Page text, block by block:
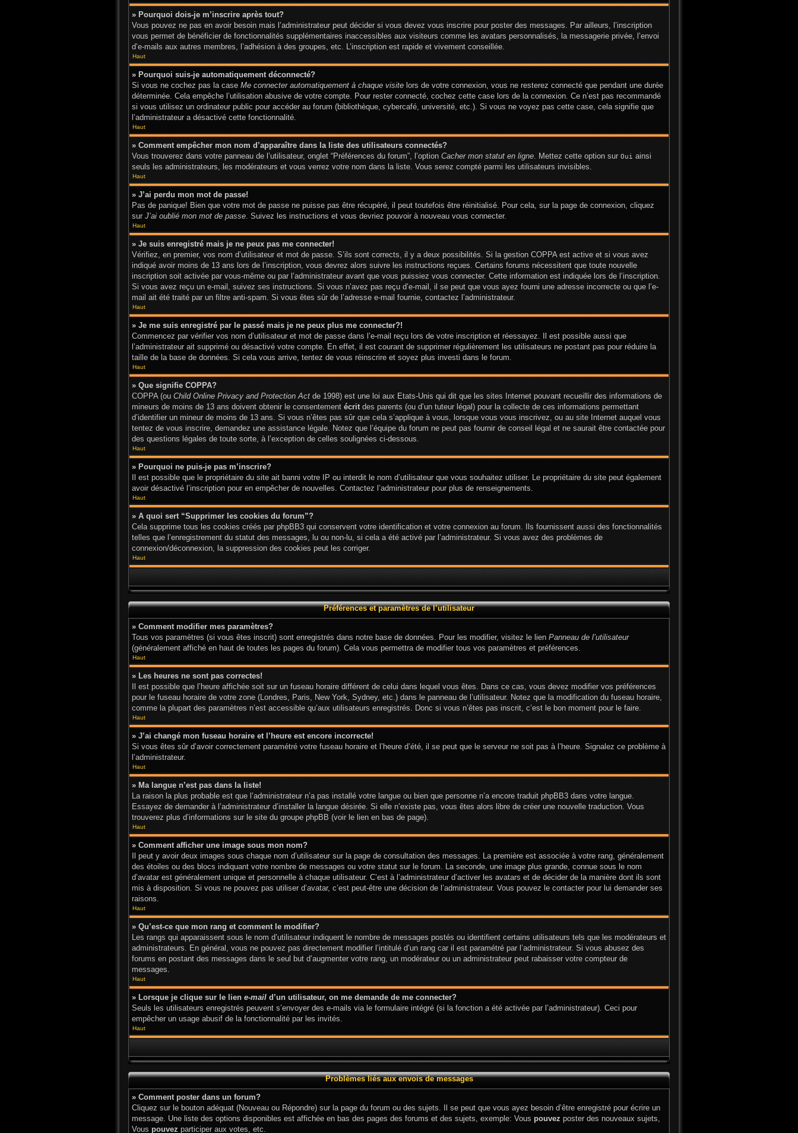
» Pourquoi dois-je m’inscrire après tout?
Vous pouvez ne pas en avoir besoin mais l’administrateur peut décider si vous devez vous inscrire pour poster des messages. Par ailleurs, l’inscription
vous permet de bénéficier de fonctionnalités supplémentaires inaccessibles aux visiteurs comme les avatars personnalisés, la messagerie privée, l’envoi
d’e-mails aux autres membres, l’adhésion à des groupes, etc. L’inscription est rapide et vivement conseillée.
Haut
» Pourquoi suis-je automatiquement déconnecté?
Si vous ne cochez pas la case Me connecter automatiquement à chaque visite lors de votre connexion, vous ne resterez connecté que pendant une durée
déterminée. Cela empêche l’utilisation abusive de votre compte. Pour rester connecté, cochez cette case lors de la connexion. Ce n’est pas recommandé
si vous utilisez un ordinateur public pour accéder au forum (bibliothèque, cybercafé, université, etc.). Si vous ne voyez pas cette case, cela signifie que
l’administrateur a désactivé cette fonctionnalité.
Haut
» Comment empêcher mon nom d’apparaître dans la liste des utilisateurs connectés?
Vous trouverez dans votre panneau de l’utilisateur, onglet “Préférences du forum”, l’option Cacher mon statut en ligne. Mettez cette option sur Oui ainsi
seuls les administrateurs, les modérateurs et vous verrez votre nom dans la liste. Vous serez compté parmi les utilisateurs invisibles.
Haut
» J’ai perdu mon mot de passe!
Pas de panique! Bien que votre mot de passe ne puisse pas être récupéré, il peut toutefois être réinitialisé. Pour cela, sur la page de connexion, cliquez
sur J’ai oublié mon mot de passe. Suivez les instructions et vous devriez pouvoir à nouveau vous connecter.
Haut
» Je suis enregistré mais je ne peux pas me connecter!
Vérifiez, en premier, vos nom d’utilisateur et mot de passe. S’ils sont corrects, il y a deux possibilités. Si la gestion COPPA est active et si vous avez
indiqué avoir moins de 13 ans lors de l’inscription, vous devrez alors suivre les instructions reçues. Certains forums nécessitent que toute nouvelle
inscription soit activée par vous-même ou par l’administrateur avant que vous puissiez vous connecter. Cette information est indiquée lors de l’inscription.
Si vous avez reçu un e-mail, suivez ses instructions. Si vous n’avez pas reçu d’e-mail, il se peut que vous ayez fourni une adresse incorrecte ou que l’e-
mail ait été traité par un filtre anti-spam. Si vous êtes sûr de l’adresse e-mail fournie, contactez l’administrateur.
Haut
» Je me suis enregistré par le passé mais je ne peux plus me connecter?!
Commencez par vérifier vos nom d’utilisateur et mot de passe dans l’e-mail reçu lors de votre inscription et réessayez. Il est possible aussi que
l’administrateur ait supprimé ou désactivé votre compte. En effet, il est courant de supprimer régulièrement les utilisateurs ne postant pas pour réduire la
taille de la base de données. Si cela vous arrive, tentez de vous réinscrire et soyez plus investi dans le forum.
Haut
» Que signifie COPPA?
COPPA (ou Child Online Privacy and Protection Act de 1998) est une loi aux Etats-Unis qui dit que les sites Internet pouvant recueillir des informations de
mineurs de moins de 13 ans doivent obtenir le consentement écritdes parents (ou d’un tuteur légal) pour la collecte de ces informations permettant
d’identifier un mineur de moins de 13 ans. Si vous n’êtes pas sûr que cela s’applique à vous, lorsque vous vous inscrivez, ou au site Internet auquel vous
tentez de vous inscrire, demandez une assistance légale. Notez que l’équipe du forum ne peut pas fournir de conseil légal et ne saurait être contactée pour
des questions légales de toute sorte, à l’exception de celles soulignées ci-dessous.
Haut
» Pourquoi ne puis-je pas m’inscrire?
Il est possible que le propriétaire du site ait banni votre IP ou interdit le nom d’utilisateur que vous souhaitez utiliser. Le propriétaire du site peut également
avoir désactivé l’inscription pour en empêcher de nouvelles. Contactez l’administrateur pour plus de renseignements.
Haut
» A quoi sert “Supprimer les cookies du forum”?
Cela supprime tous les cookies créés par phpBB3 qui conservent votre identification et votre connexion au forum. Ils fournissent aussi des fonctionnalités
telles que l’enregistrement du statut des messages, lu ou non-lu, si cela a été activé par l’administrateur. Si vous avez des problèmes de
connexion/déconnexion, la suppression des cookies peut les corriger.
Haut
Préférences et paramètres de l’utilisateur
» Comment modifier mes paramètres?
Tous vos paramètres (si vous êtes inscrit) sont enregistrés dans notre base de données. Pour les modifier, visitez le lien Panneau de l’utilisateur
(généralement affiché en haut de toutes les pages du forum). Cela vous permettra de modifier tous vos paramètres et préférences.
Haut
» Les heures ne sont pas correctes!
Il est possible que l’heure affichée soit sur un fuseau horaire différent de celui dans lequel vous êtes. Dans ce cas, vous devez modifier vos préférences
pour le fuseau horaire de votre zone (Londres, Paris, New York, Sydney, etc.) dans le panneau de l’utilisateur. Notez que la modification du fuseau horaire,
comme la plupart des paramètres n’est accessible qu’aux utilisateurs enregistrés. Donc si vous n’êtes pas inscrit, c’est le bon moment pour le faire.
Haut
» J’ai changé mon fuseau horaire et l’heure est encore incorrecte!
Si vous êtes sûr d’avoir correctement paramétré votre fuseau horaire et l’heure d’été, il se peut que le serveur ne soit pas à l’heure. Signalez ce problème à
l’administrateur.
Haut
» Ma langue n’est pas dans la liste!
La raison la plus probable est que l’administrateur n’a pas installé votre langue ou bien que personne n’a encore traduit phpBB3 dans votre langue.
Essayez de demander à l’administrateur d’installer la langue désirée. Si elle n’existe pas, vous êtes alors libre de créer une nouvelle traduction. Vous
trouverez plus d’informations sur le site du groupe phpBB (voir le lien en bas de page).
Haut
» Comment afficher une image sous mon nom?
Il peut y avoir deux images sous chaque nom d’utilisateur sur la page de consultation des messages. La première est associée à votre rang, généralement
des étoiles ou des blocs indiquant votre nombre de messages ou votre statut sur le forum. La seconde, une image plus grande, connue sous le nom
d’avatar est généralement unique et personnelle à chaque utilisateur. C’est à l’administrateur d’activer les avatars et de décider de la manière dont ils sont
mis à disposition. Si vous ne pouvez pas utiliser d’avatar, c’est peut-être une décision de l’administrateur. Vous pouvez le contacter pour lui demander ses
raisons.
Haut
» Qu’est-ce que mon rang et comment le modifier?
Les rangs qui apparaissent sous le nom d’utilisateur indiquent le nombre de messages postés ou identifient certains utilisateurs tels que les modérateurs et
administrateurs. En général, vous ne pouvez pas directement modifier l’intitulé d’un rang car il est paramétré par l’administrateur. Si vous abusez des
forums en postant des messages dans le seul but d’augmenter votre rang, un modérateur ou un administrateur peut rabaisser votre compteur de
messages.
Haut
» Lorsque je clique sur le lien e-mail d’un utilisateur, on me demande de me connecter?
Seuls les utilisateurs enregistrés peuvent s’envoyer des e-mails via le formulaire intégré (si la fonction a été activée par l’administrateur). Ceci pour
empêcher un usage abusif de la fonctionnalité par les invités.
Haut
Problèmes liés aux envois de messages
» Comment poster dans un forum?
Cliquez sur le bouton adéquat (Nouveau ou Répondre) sur la page du forum ou des sujets. Il se peut que vous ayez besoin d’être enregistré pour écrire un
message. Une liste des options disponibles est affichée en bas des pages des forums et des sujets, exemple: Vous pouvez poster des nouveaux sujets,
Vous pouvez participer aux votes, etc.